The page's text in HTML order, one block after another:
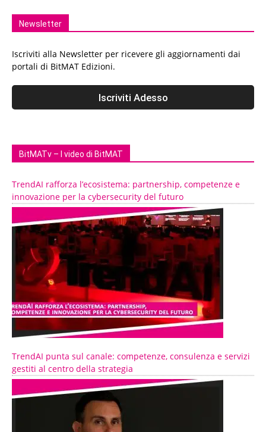
Newsletter
Iscriviti alla Newsletter per ricevere gli aggiornamenti dai
portali di BitMAT Edizioni.
BitMATv – I video di BitMAT
TrendAI rafforza l’ecosistema: partnership, competenze e
innovazione per la cybersecurity del futuro
TrendAI punta sul canale: competenze, consulenza e servizi
gestiti al centro della strategia